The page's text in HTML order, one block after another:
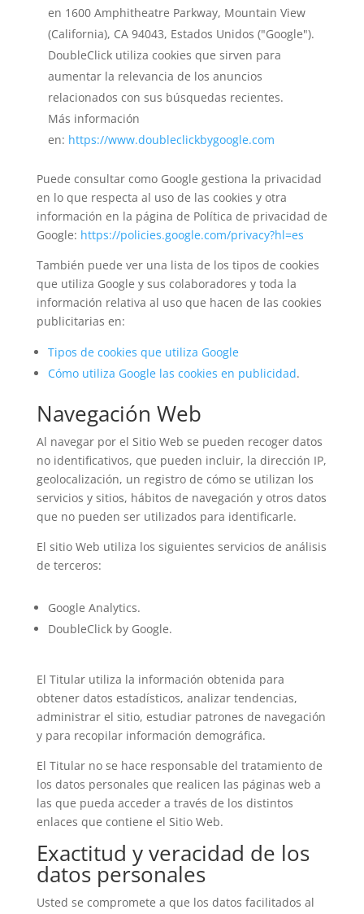
en 1600 Amphitheatre Parkway, Mountain View
(California), CA 94043, Estados Unidos ("Google").
DoubleClick utiliza cookies que sirven para
aumentar la relevancia de los anuncios
relacionados con sus búsquedas recientes.
Más información
en: https://www.doubleclickbygoogle.com
Puede consultar como Google gestiona la privacidad
en lo que respecta al uso de las cookies y otra
información en la página de Política de privacidad de
Google: https://policies.google.com/privacy?hl=es
También puede ver una lista de los tipos de cookies
que utiliza Google y sus colaboradores y toda la
información relativa al uso que hacen de las cookies
publicitarias en:
Tipos de cookies que utiliza Google
Cómo utiliza Google las cookies en publicidad.
Navegación Web
Al navegar por el Sitio Web se pueden recoger datos
no identificativos, que pueden incluir, la dirección IP,
geolocalización, un registro de cómo se utilizan los
servicios y sitios, hábitos de navegación y otros datos
que no pueden ser utilizados para identificarle.
El sitio Web utiliza los siguientes servicios de análisis
de terceros:
Google Analytics.
DoubleClick by Google.
El Titular utiliza la información obtenida para
obtener datos estadísticos, analizar tendencias,
administrar el sitio, estudiar patrones de navegación
y para recopilar información demográfica.
El Titular no se hace responsable del tratamiento de
los datos personales que realicen las páginas web a
las que pueda acceder a través de los distintos
enlaces que contiene el Sitio Web.
Exactitud y veracidad de los
datos personales
Usted se compromete a que los datos facilitados al